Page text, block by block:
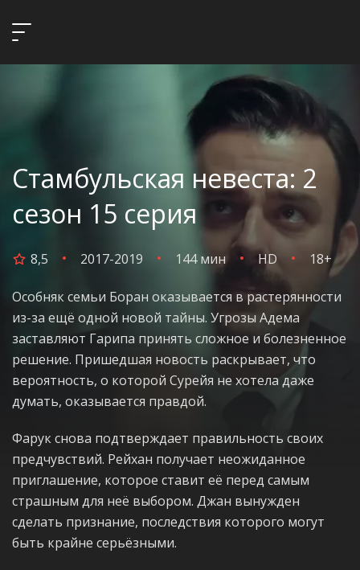
Стамбульская невеста: 2
сезон 15 серия
8,5 2017-2019 144 мин HD 18+
Особняк семьи Боран оказывается в растерянности
из-за ещё одной новой тайны. Угрозы Адема
заставляют Гарипа принять сложное и болезненное
решение. Пришедшая новость раскрывает, что
вероятность, о которой Сурейя не хотела даже
думать, оказывается правдой.
Фарук снова подтверждает правильность своих
предчувствий. Рейхан получает неожиданное
приглашение, которое ставит её перед самым
страшным для неё выбором. Джан вынужден
сделать признание, последствия которого могут
быть крайне серьёзными.